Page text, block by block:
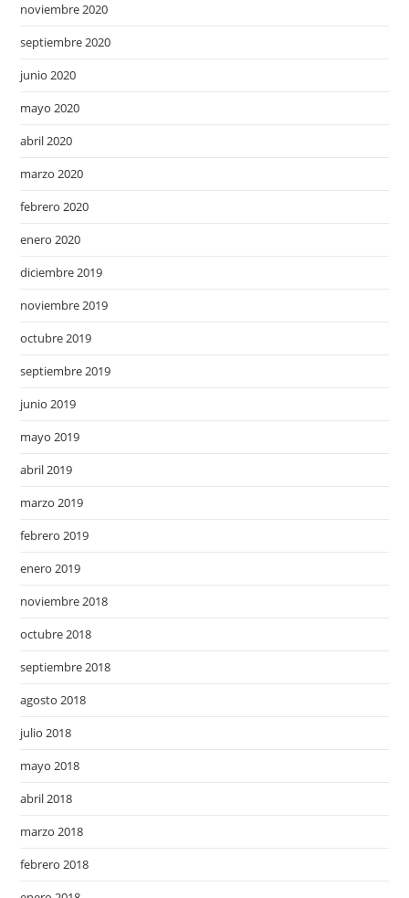
noviembre 2020
septiembre 2020
junio 2020
mayo 2020
abril 2020
marzo 2020
febrero 2020
enero 2020
diciembre 2019
noviembre 2019
octubre 2019
septiembre 2019
junio 2019
mayo 2019
abril 2019
marzo 2019
febrero 2019
enero 2019
noviembre 2018
octubre 2018
septiembre 2018
agosto 2018
julio 2018
mayo 2018
abril 2018
marzo 2018
febrero 2018